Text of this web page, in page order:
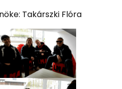
Takárszki Flóra